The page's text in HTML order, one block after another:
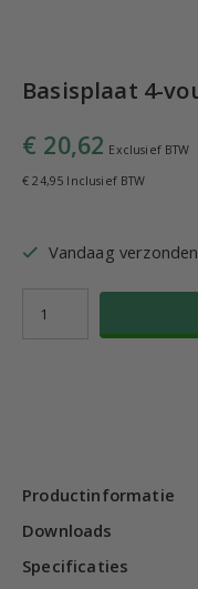
Basisplaat 4-
€ 20,62 Exclusief BTW
€ 24,95 Inclusief BTW
Vandaag verzonden
Productinformatie
Downloads
Specificaties